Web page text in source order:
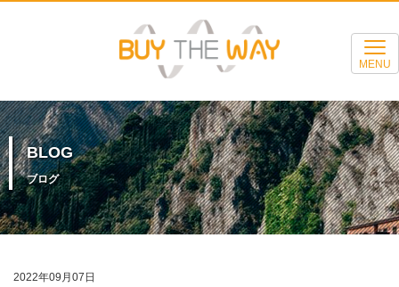
MENU
BLOG
ブログ
2022年09月07日